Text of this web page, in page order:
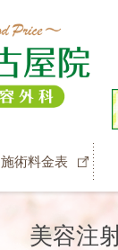
施術料金表
美容注